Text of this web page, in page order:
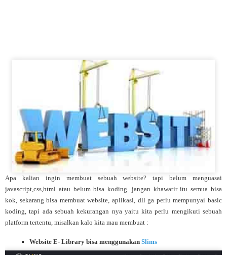
Apa kalian ingin membuat sebuah website? tapi belum menguasai
javascript,css,html atau belum bisa koding. jangan khawatir itu semua bisa
kok, sekarang bisa membuat website, aplikasi, dll ga perlu mempunyai basic
koding, tapi ada sebuah kekurangan nya yaitu kita perlu mengikuti sebuah
platform tertentu, misalkan kalo kita mau membuat :
Website E- Library bisa menggunakan Slims